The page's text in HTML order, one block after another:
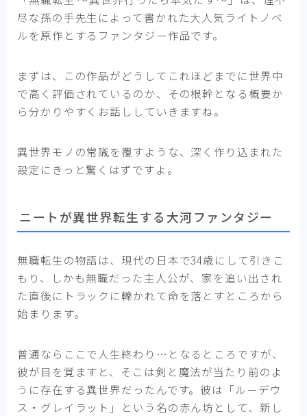
尽な孫の手先生によって書かれた大人気ライトノベ
ルを原作とするファンタジー作品です。
まずは、この作品がどうしてこれほどまでに世界中
で高く評価されているのか、その根幹となる概要か
ら分かりやすくお話ししていきますね。
異世界モノの常識を覆すような、深く作り込まれた
設定にきっと驚くはずですよ。
ニートが異世界転生する大河ファンタジー
無職転生の物語は、現代の日本で34歳にして引きこ
もり、しかも無職だった主人公が、家を追い出され
た直後にトラックに轢かれて命を落とすところから
始まります。
普通ならここで人生終わり…となるところですが、
彼が目を覚ますと、そこは剣と魔法が当たり前のよ
うに存在する異世界だったんです。彼は「ルーデウ
ス・グレイラット」という名の赤ん坊として、新し